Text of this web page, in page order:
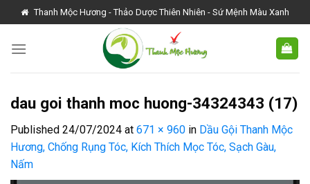
Skip
to
content
Thanh Mộc Hương - Thảo Dược Thiên Nhiên - Sứ Mệnh Màu Xanh
dau goi thanh moc huong-34324343 (17)
Published 24/07/2024 at 671 × 960 in Dầu Gội Thanh Mộc
Hương, Chống Rụng Tóc, Kích Thích Mọc Tóc, Sạch Gàu,
Nấm